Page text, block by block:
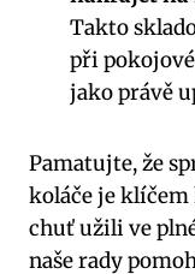
Takto
při
jako právě
Pamatujte, že
koláče je klíčem
chuť užili ve
naše rady